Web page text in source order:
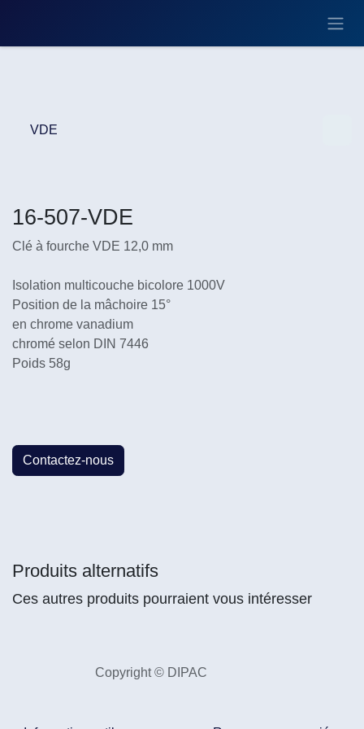
VDE
16-507-VDE
Clé à fourche VDE 12,0 mm
Isolation multicouche bicolore 1000V
Position de la mâchoire 15°
en chrome vanadium
chromé selon DIN 7446
Poids 58g
Contactez-nous
Produits alternatifs
Ces autres produits pourraient vous intéresser
Copyright © DIPAC